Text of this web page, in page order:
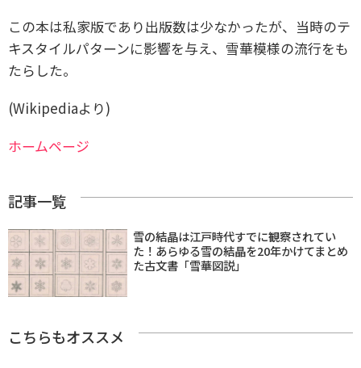
この本は私家版であり出版数は少なかったが、当時のテ
キスタイルパターンに影響を与え、雪華模様の流行をも
たらした。
(Wikipediaより)
ホームページ
記事一覧
雪の結晶は江戸時代すでに観察されてい
た！あらゆる雪の結晶を20年かけてまとめ
た古文書「雪華図説」
こちらもオススメ